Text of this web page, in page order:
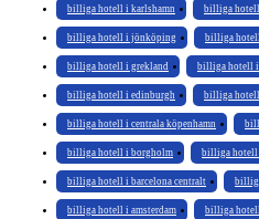
billiga hotell i karlshamn billiga
billiga hotell i jönköping billiga
billiga hotell i grekland billiga hotell i
billiga hotell i edinburgh billiga hotell
billiga hotell i centrala köpenhamn
billiga hotell i borgholm billiga hotell
billiga hotell i barcelona centralt
billiga hotell i amsterdam billiga